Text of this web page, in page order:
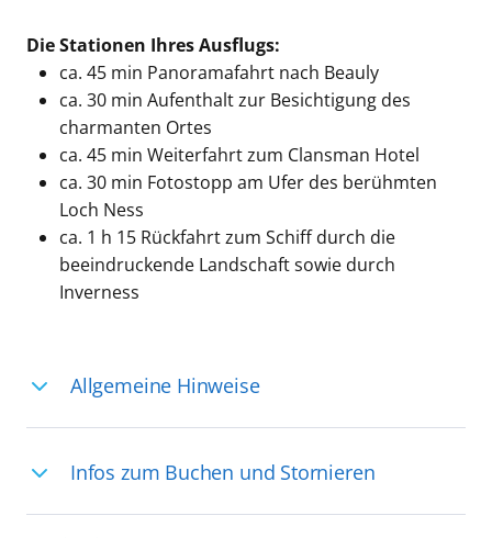
Die Stationen Ihres Ausflugs:
ca. 45 min Panoramafahrt nach Beauly
ca. 30 min Aufenthalt zur Besichtigung des
charmanten Ortes
ca. 45 min Weiterfahrt zum Clansman Hotel
ca. 30 min Fotostopp am Ufer des berühmten
Loch Ness
ca. 1 h 15 Rückfahrt zum Schiff durch die
beeindruckende Landschaft sowie durch
Inverness
Allgemeine Hinweise
Deutschsprachige Reiseleiter:innen sind
in vielen Regionen verfügbar, aber in
Infos zum Buchen und Stornieren